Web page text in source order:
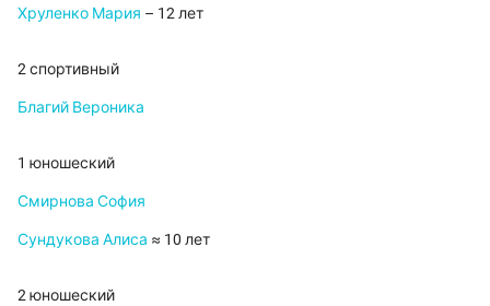
Хруленко Мария – 12 лет
2 спортивный
Благий Вероника
1 юношеский
Смирнова София
Сундукова Алиса ≈ 10 лет
2 юношеский